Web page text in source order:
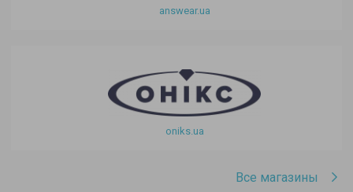
answear.ua
oniks.ua
Все магазины